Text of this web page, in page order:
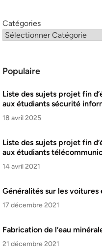
Catégories
Populaire
Liste des sujets projet fin
aux étudiants sécurité
18 avril 2025
Liste des sujets projet fin
aux étudiants
14 avril 2021
Généralités sur les voitures
17 décembre 2021
Fabrication de l’eau
21 décembre 2021